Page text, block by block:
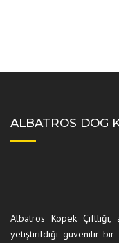
ALBATROS DOG
Albatros Köpek Çiftliği,
yetiştirildiği güvenilir bir